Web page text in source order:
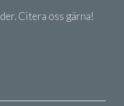
Citera oss gärna!